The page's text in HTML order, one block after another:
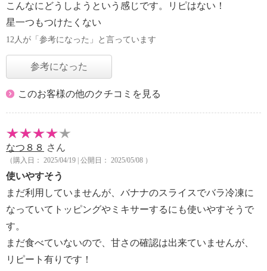
こんなにどうしようという感じです。リピはない！
星一つもつけたくない
12人が「参考になった」と言っています
参考になった
このお客様の他のクチコミを見る
なつ８８ さん
（購入日： 2025/04/19 | 公開日： 2025/05/08 ）
使いやすそう
まだ利用していませんが、バナナのスライスでバラ冷凍に
なっていてトッピングやミキサーするにも使いやすそうで
す。
まだ食べていないので、甘さの確認は出来ていませんが、
リピート有りです！